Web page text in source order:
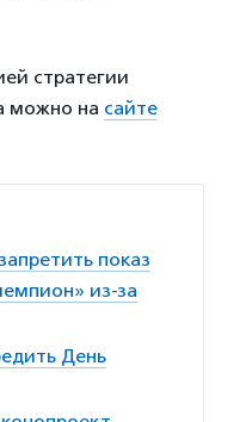
стратегии
можно на сайте
показ
из-за
День